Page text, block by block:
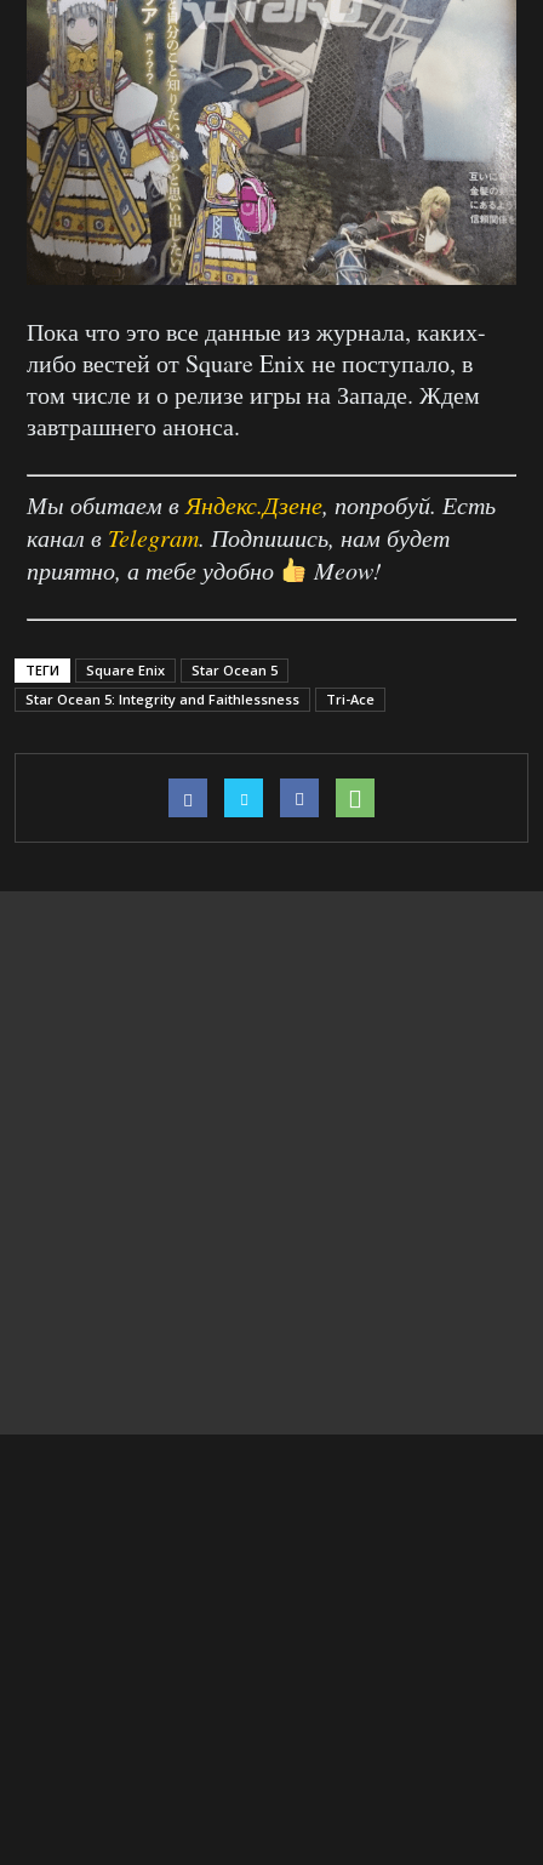
Пока что это все данные из журнала, каких-
либо вестей от Square Enix не поступало, в
том числе и о релизе игры на Западе. Ждем
завтрашнего анонса.
Мы обитаем вЯндекс.Дзене, попробуй. Есть
канал в Telegram. Подпишись, нам будет
приятно, а тебе удобно
Meow!
ТЕГИ Square Enix
Star Ocean 5
Star Ocean 5: Integrity and Faithlessness
Tri-Ace